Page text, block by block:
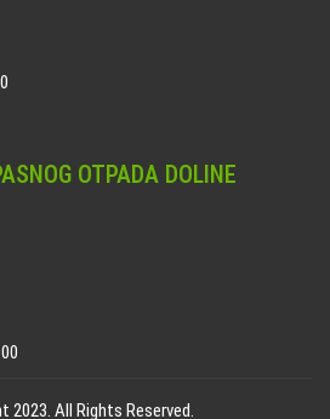
OTPADA DOLINE
2023. All Rights Reserved.